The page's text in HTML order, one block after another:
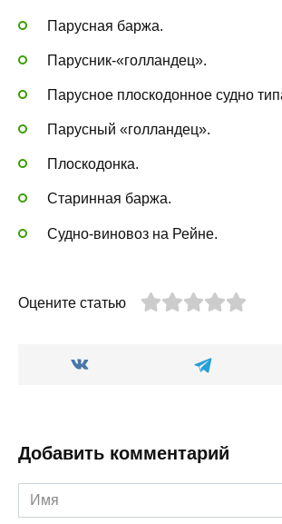
Парусная баржа.
Парусник-«голландец».
Парусное плоскодонное судно
Парусный «голландец».
Плоскодонка.
Старинная баржа.
Судно-виновоз на Рейне.
Оцените статью
Добавить комментарий
Имя
*